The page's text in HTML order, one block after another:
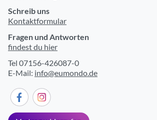
Schreib uns
Kontaktformular
Fragen und Antworten
findest du hier
Tel 07156-426087-0
E-Mail: info@eumondo.de